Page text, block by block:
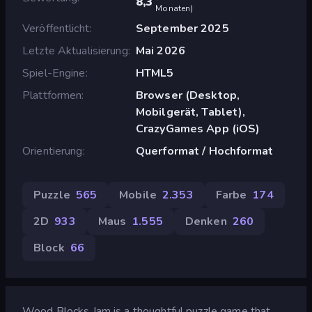
Monaten)
Veröffentlicht
September 2025
Letzte Aktualisierung Mai 2026
Spiel-Engine
HTML5
Plattformen
Browser (Desktop,
Mobilgerät, Tablet),
CrazyGames App (iOS)
Orientierung
Querformat / Hochformat
Puzzle 565 Mobile 2.353 Farbe 174
2D 933 Maus 1.555 Denken 260
Block 66